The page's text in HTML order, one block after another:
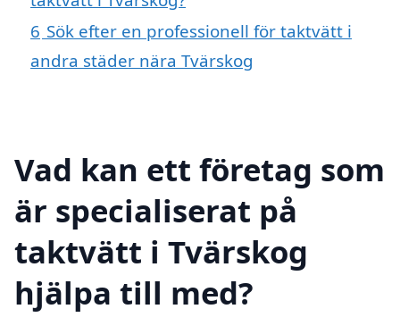
6 Sök efter en professionell för taktvätt i
andra städer nära Tvärskog
Vad kan ett företag som
är specialiserat på
taktvätt i Tvärskog
hjälpa till med?